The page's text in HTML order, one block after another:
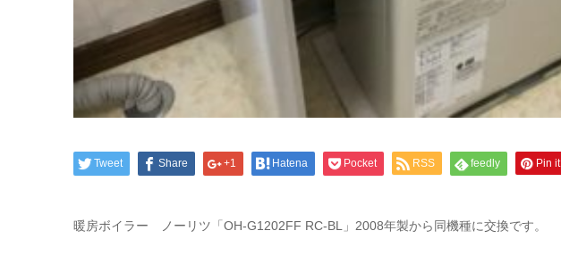
Tweet Share +1 Hatena Pocket RSS feedly Pin it
暖房ボイラー ノーリツ「OH-G1202FF RC-BL」2008年製から同機種に交換です。